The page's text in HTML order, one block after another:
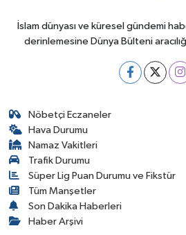
İslam dünyası ve küresel gündemi
derinlemesine Dünya Bülteni
Nöbetçi Eczaneler
Hava Durumu
Namaz Vakitleri
Trafik Durumu
Süper Lig Puan Durumu ve Fikstür
Tüm Manşetler
Son Dakika Haberleri
Haber Arşivi